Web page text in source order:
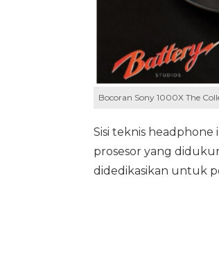
Bocoran Sony 1000X The
Sisi teknis
prosesor yang
didedikasikan untuk